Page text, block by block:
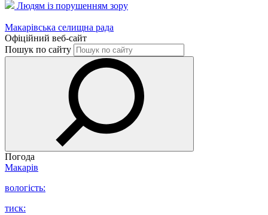
Людям із порушенням зору
Макарівська селищна рада
Офіційний веб-сайт
Пошук по сайту
Погода
Макарів
вологість:
тиск: